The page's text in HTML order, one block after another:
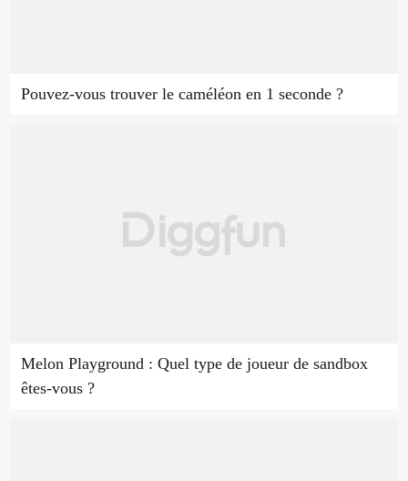
Pouvez-vous trouver le caméléon en 1 seconde ?
Melon Playground : Quel type de joueur de sandbox
êtes-vous ?